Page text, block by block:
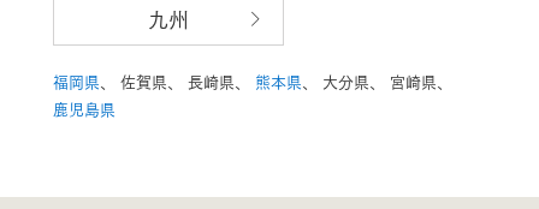
九州
福岡県 佐賀県、 長崎県、 熊本県 大分県、
宮崎県、
鹿児島県